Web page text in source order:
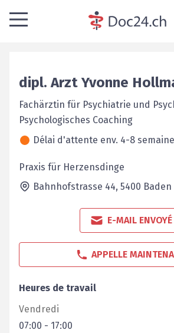
dipl. Arzt Yvonne
Fachärztin für Psychiatrie und
Psychologisches Coaching
Délai d'attente env. 4-8
Praxis für Herzensdinge
Bahnhofstrasse 44, 5400 Baden
E-MAIL ENVOYÉ
APPELLE
Heures de travail
Vendredi
07:00 - 17:00